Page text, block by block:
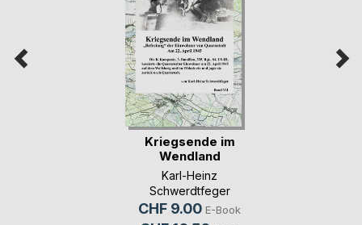
Kriegsende im
Wendland
Karl-Heinz
Schwerdtfeger
CHF 9.00 E-Book